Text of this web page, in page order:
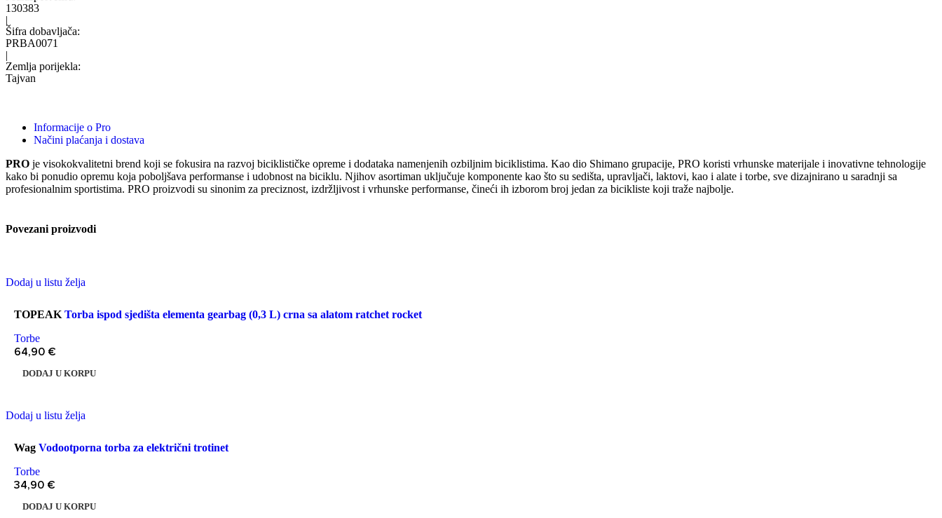
130383
|
Šifra dobavljača:
PRBA0071
|
Zemlja porijekla:
Tajvan
Informacije o Pro
Načini plaćanja i dostava
PRO je visokokvalitetni brend koji se fokusira na razvoj biciklističke opreme i dodataka namenjenih ozbiljnim biciklistima. Kao dio Shimano grupacije, PRO koristi vrhunske materijale i inovativne tehnologije
kako bi ponudio opremu koja poboljšava performanse i udobnost na biciklu. Njihov asortiman uključuje komponente kao što su sedišta, upravljači, laktovi, kao i alate i torbe, sve dizajnirano u saradnji sa
profesionalnim sportistima. PRO proizvodi su sinonim za preciznost, izdržljivost i vrhunske performanse, čineći ih izborom broj jedan za bicikliste koji traže najbolje.
Povezani proizvodi
Dodaj u listu želja
TOPEAK Torba ispod sjedišta elementa gearbag (0,3 L) crna sa alatom ratchet rocket
Torbe
64,90 €
DODAJ U KORPU
Dodaj u listu želja
Wag Vodootporna torba za električni trotinet
Torbe
34,90 €
DODAJ U KORPU